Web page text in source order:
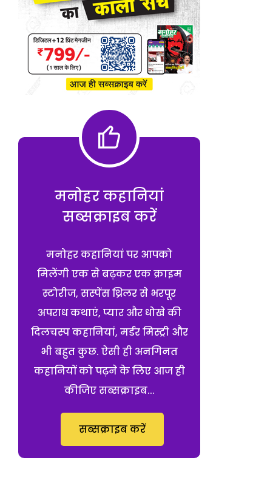
मनोहर कहानियां
सब्सक्राइब करें
मनोहर कहानियां पर आपको
मिलेंगी एक से बढ़कर एक क्राइम
स्टोरीज, सस्पेंस थ्रिलर से भरपूर
अपराध कथाएं, प्यार और धोखे की
दिलचस्प कहानियां, मर्डर मिस्ट्री और
भी बहुत कुछ. ऐसी ही अनगिनत
कहानियों को पढ़ने के लिए आज ही
कीजिए सब्सक्राइब...
सब्सक्राइब करें